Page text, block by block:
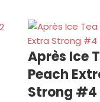
Après Ice
Peach
Strong #4